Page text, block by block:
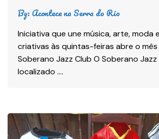
By: Acontece na Serra do Rio
Iniciativa que une música, arte, moda
criativas às quintas-feiras abre o mês
Soberano Jazz Club O Soberano Jazz
localizado ….